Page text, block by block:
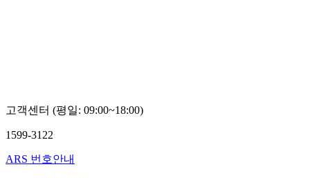
고객센터 (평일: 09:00~18:00)
1599-3122
ARS 번호안내